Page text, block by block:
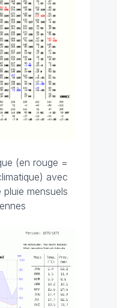
(en rouge =
avec
mensuels